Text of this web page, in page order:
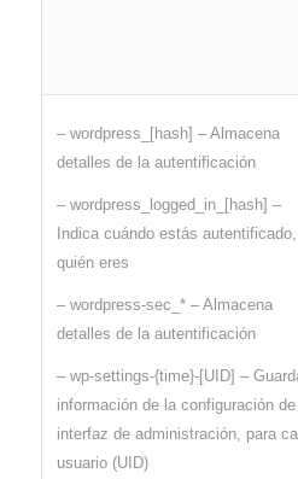
– wordpress_[hash] – Almacena
detalles de la autentificación
– wordpress_logged_in_[hash] –
Indica cuándo estás
quién eres
– wordpress-sec_* – Almacena
detalles de la autentificación
– wp-settings-{time}-[UID] –
información de la configuración
interfaz de administración, para
usuario (UID)